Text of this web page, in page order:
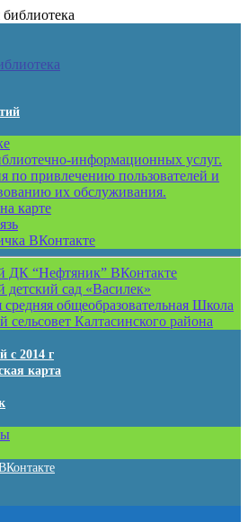
информационных услуг.
по привлечению пользователей и
их обслуживания.
карте
ВКонтакте
ДК “Нефтяник” ВКонтакте
детский сад «Василек»
средняя общеобразовательная Школа
сельсовет Калтасинского района
с 2014 г
карта